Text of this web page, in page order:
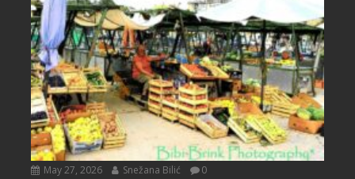
May 27, 2026 Snežana Bilić 0